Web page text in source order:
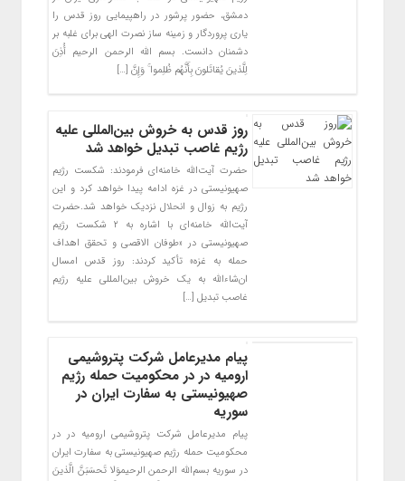
دمشق، حضور پرشور در راهپیمایی روز قدس را
یاری پروردگار و زمینه ساز نصرت الهی برای غلبه بر
دشمنان دانست. بسم الله الرحمن الرحیم أُذِنَ
لِلَّذینَ یُقاتَلونَ بِأَنَّهُم ظُلِموا ۚ وَإِنَّ […]
روز قدس به خروش بین‌المللی علیه
رژیم غاصب تبدیل خواهد شد
حضرت آیت‌الله خامنه‌ای فرمودند: شکست رژیم
صهیونیستی در غزه ادامه پیدا خواهد کرد و این
رژیم به زوال و انحلال نزدیک خواهد شد.حضرت
آیت‌الله خامنه‌ای با اشاره به ۲ شکست رژیم
صهیونیستی در «طوفان‌ الاقصی و تحقق اهداف
حمله به غزه» تأکید کردند: روز قدس امسال
ان‌شاءالله به یک خروش بین‌المللی علیه رژیم
غاصب تبدیل […]
پیام مدیرعامل شرکت پتروشیمی
ارومیه در در محکومیت حمله رژیم
صهیونیستی به سفارت ایران در
سوریه
پیام مدیرعامل شرکت پتروشیمی ارومیه در در
محکومیت حمله رژیم صهیونیستی به سفارت ایران
در سوریه بسم‌الله الرحمن الرحیموَلا تَحسَبَنَّ الَّذینَ